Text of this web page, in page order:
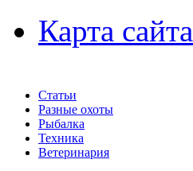
Карта сайта
Статьи
Разные охоты
Рыбалка
Техника
Ветеринария